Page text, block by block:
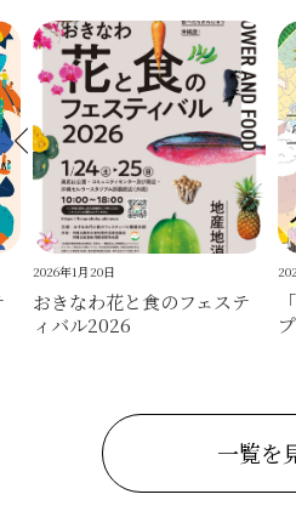
2026年1月20日
おきなわ花と食のフェステ
ィバル2026
一覧を